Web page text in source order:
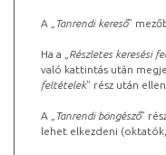
A „ Tanrendi kereső”
Ha a „ Részletes keresési
való kattintás után
feltételek” rész után
A „ Tanrendi böngésző”
lehet elkezdeni